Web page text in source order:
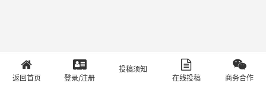
首页 登录 投稿 关于
返回首页 登录/注册
投稿须知
在线投稿
商务合作